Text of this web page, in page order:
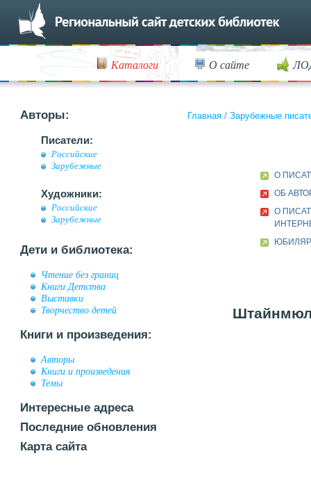
Каталоги О сайте
Авторы:
Писатели:
Российские
Зарубежные
Художники:
Российские
Зарубежные
Дети и библиотека:
Чтение без границ
Книги Детства
Выставки
Творчество детей
Книги и произведения:
Авторы
Книги и произведения
Темы
Интересные адреса
Последние обновления
Карта сайта
Главная / Зарубежные
О
ОБ
О
ЮБИЛЯР